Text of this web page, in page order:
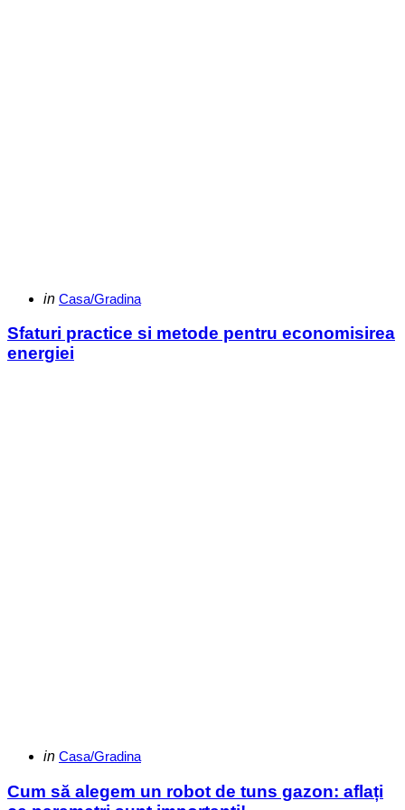
Categories
Posted
in Casa/Gradina
Sfaturi practice si metode pentru economisirea
energiei
Categories
Posted
in Casa/Gradina
Cum să alegem un robot de tuns gazon: aflați